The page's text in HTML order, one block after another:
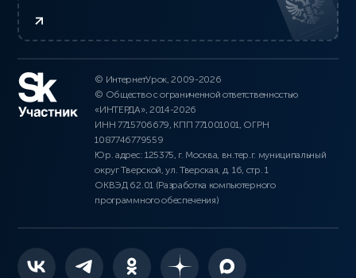
© ИнтернетУрок, 2009-2026
© Общество с ограниченной ответственностью
«ИНТЕРДА», 2014-2026
ИНН 7715706679, КПП 771001001, ОГРН
1087746779559
Юр. адрес: 125375, г. Москва, вн.тер.г. муниципальный
округ Тверской, ул. Тверская, д. 16, стр. 1
ОКВЭД 62.01 (Разработка компьютерного
программного обеспечения)